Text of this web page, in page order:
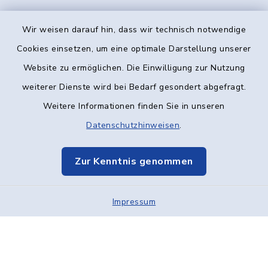
Wir weisen darauf hin, dass wir technisch notwendige
Cookies einsetzen, um eine optimale Darstellung unserer
Website zu ermöglichen. Die Einwilligung zur Nutzung
weiterer Dienste wird bei Bedarf gesondert abgefragt.
Weitere Informationen finden Sie in unseren
Datenschutzhinweisen.
Zur Kenntnis genommen
Impressum
Kontakt
Datenschutz
Elektronische Kommunikation
Sitemap